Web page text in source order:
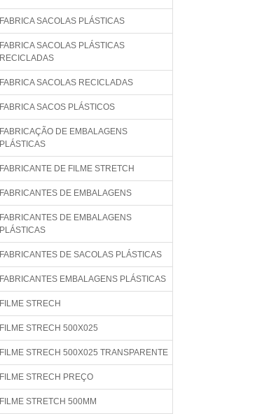
FABRICA SACOLAS PLÁSTICAS
FABRICA SACOLAS PLÁSTICAS
RECICLADAS
FABRICA SACOLAS RECICLADAS
FABRICA SACOS PLÁSTICOS
FABRICAÇÃO DE EMBALAGENS
PLÁSTICAS
FABRICANTE DE FILME STRETCH
FABRICANTES DE EMBALAGENS
FABRICANTES DE EMBALAGENS
PLÁSTICAS
FABRICANTES DE SACOLAS PLÁSTICAS
FABRICANTES EMBALAGENS PLÁSTICAS
FILME STRECH
FILME STRECH 500X025
FILME STRECH 500X025 TRANSPARENTE
FILME STRECH PREÇO
FILME STRETCH 500MM